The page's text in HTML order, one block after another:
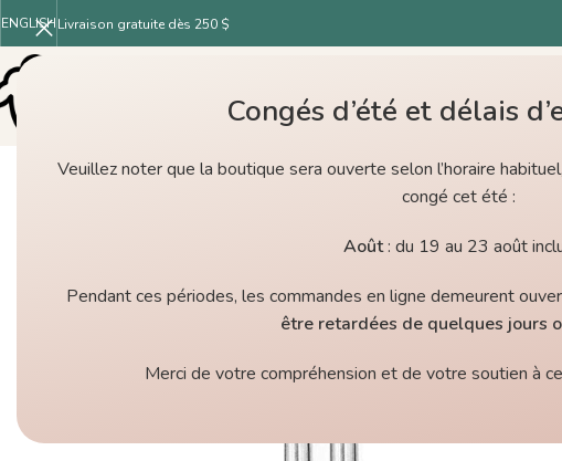
Congés d’été et délais
Veuillez noter que la boutique sera ouverte selon l’horaire
congé cet été :
Août: du 19 au 23 août
Pendant ces périodes, les commandes en ligne demeurent
être retardées de quelques jours
Merci de votre compréhension et de votre soutien à
ENGLISHLivraison gratuite dès 250 $